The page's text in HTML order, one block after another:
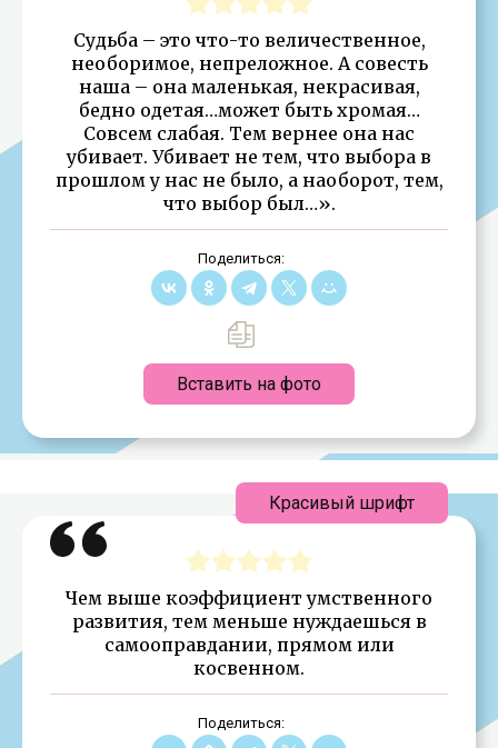
Судьба – это что-то величественное,
необоримое, непреложное. А совесть
наша – она маленькая, некрасивая,
бедно одетая…может быть хромая…
Совсем слабая. Тем вернее она нас
убивает. Убивает не тем, что выбора в
прошлом у нас не было, а наоборот, тем,
что выбор был…».
Поделиться:
Вставить на фото
Чем выше коэффициент умственного
развития, тем меньше нуждаешься в
самооправдании, прямом или
косвенном.
Поделиться:
Красивый шрифт